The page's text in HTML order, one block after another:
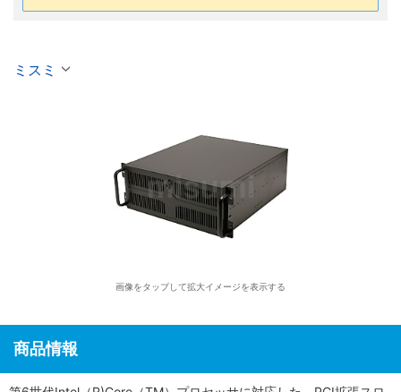
ミスミ
画像をタップして拡大イメージを表示する
商品情報